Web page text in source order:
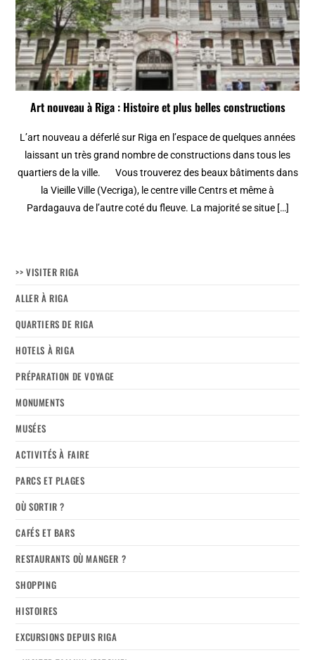
Art nouveau à Riga : Histoire et plus belles constructions
L’art nouveau a déferlé sur Riga en l’espace de quelques années
laissant un très grand nombre de constructions dans tous les
quartiers de la ville. Vous trouverez des beaux bâtiments dans
la Vieille Ville (Vecriga), le centre ville Centrs et même à
Pardagauva de l’autre coté du fleuve. La majorité se situe […]
>> VISITER RIGA
ALLER À RIGA
QUARTIERS DE RIGA
HOTELS À RIGA
PRÉPARATION DE VOYAGE
MONUMENTS
MUSÉES
ACTIVITÉS À FAIRE
PARCS ET PLAGES
OÙ SORTIR ?
CAFÉS ET BARS
RESTAURANTS OÙ MANGER ?
SHOPPING
HISTOIRES
EXCURSIONS DEPUIS RIGA